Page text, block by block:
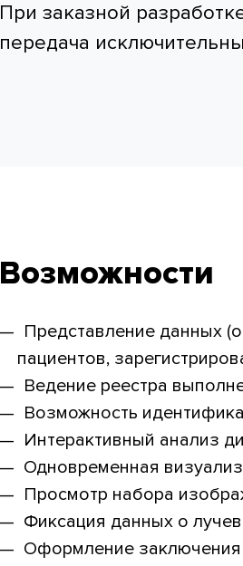
При заказной
передача
Возможности
Представление данных
пациентов,
Ведение реестра
Возможность
Интерактивный анализ
Одновременная
Просмотр набора
Фиксация данных о
Оформление заключения